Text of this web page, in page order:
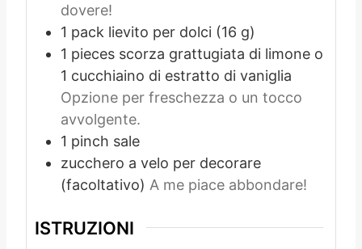
dovere!
1 pack lievito per dolci (16 g)
1 pieces scorza grattugiata di limone o
1 cucchiaino di estratto di vaniglia
Opzione per freschezza o un tocco
avvolgente.
1 pinch sale
zucchero a velo per decorare
(facoltativo) A me piace abbondare!
ISTRUZIONI